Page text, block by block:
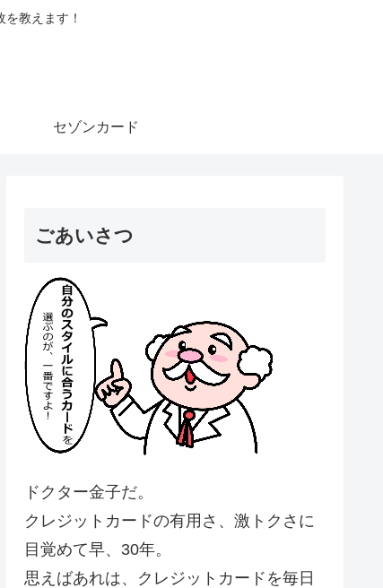
教えます！
セゾンカード
ごあいさつ
ドクター金子だ。
クレジットカードの有用さ、激トクさに
目覚めて早、30年。
思えばあれは、クレジットカードを毎日